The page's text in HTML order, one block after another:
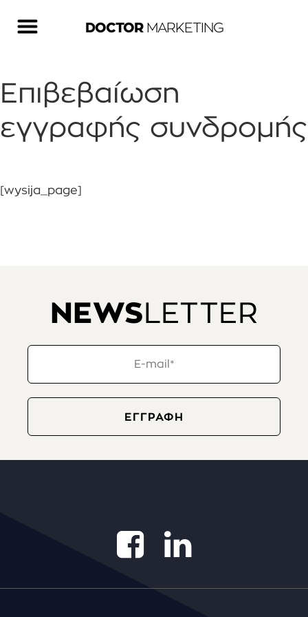
DOCTORMARKETING
Επιβεβαίωση
εγγραφής συνδρομής
[wysija_page]
NEWS LETTER